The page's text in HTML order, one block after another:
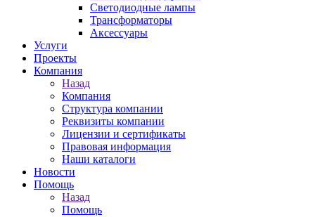
Светодиодные лампы
Трансформаторы
Аксессуары
Услуги
Проекты
Компания
Назад
Компания
Структура компании
Реквизиты компании
Лицензии и сертификаты
Правовая информация
Наши каталоги
Новости
Помощь
Назад
Помощь